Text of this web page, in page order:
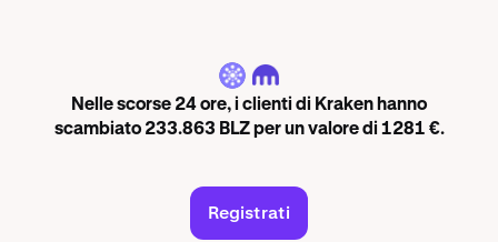
BLZ
Nelle scorse 24 ore, i clienti di Kraken hanno
scambiato 233.863 BLZ per un valore di 1281 €.
Registrati